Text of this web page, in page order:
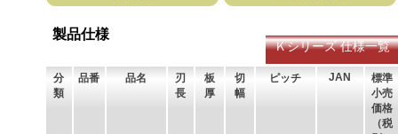
しています。 また、折れにくいように中心部には焼入れをしてお
りません。
製品仕様
Ｋシリーズ 仕様一覧
分
類
品番 品名
刃
長
板
厚
切
幅
ピッチ JAN
標準
小売
価格
（税